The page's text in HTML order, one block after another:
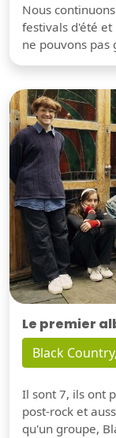
Nous
festivals d'été et
ne pouvons pas
Le premier
Black
Il sont 7, ils ont
post-rock et
qu'un groupe,